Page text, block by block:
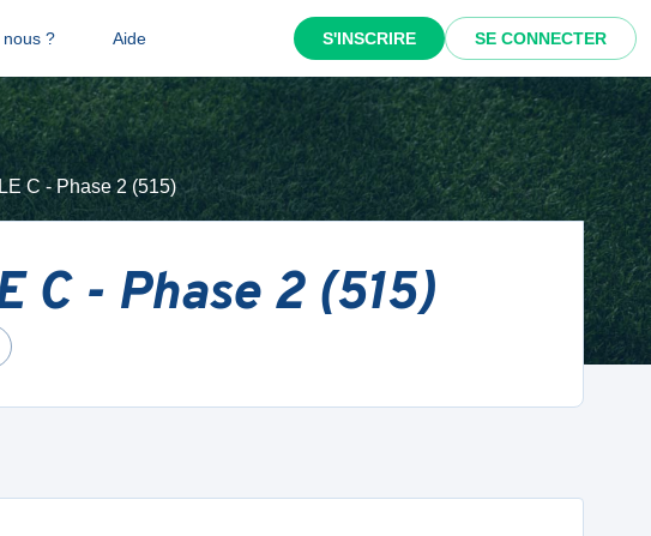
? Aide S'INSCRIRE SE CONNECTER
C - Phase 2 (515)
C - Phase 2 (515)